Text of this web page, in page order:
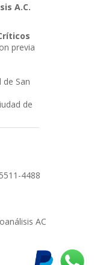
A.C.
previa
de San
de
4488
AC